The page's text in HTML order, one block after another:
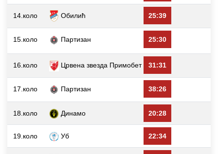
14.коло Обилић 25:39
15.коло Партизан 25:30
16.коло Црвена звезда Примобет 31:31
17.коло Партизан 38:26
18.коло Динамо 20:28
19.коло Уб 22:34